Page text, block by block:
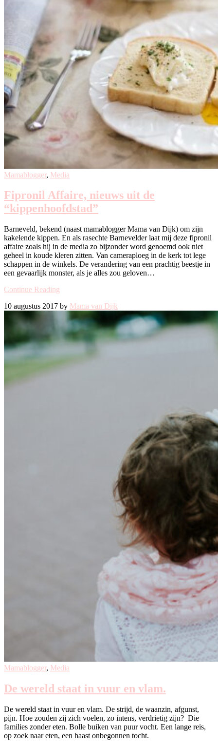
Mamablogger, Media
Fipronil Affaire, nieuws uit de
“kippenhoofdstad”
Barneveld, bekend (naast mamablogger Mama van Dijk) om zijn
kakelende kippen. En als rasechte Barnevelder laat mij deze fipronil
affaire zoals hij in de media zo bijzonder word genoemd ook niet
geheel in koude kleren zitten. Van cameraploeg in de kerk tot lege
schappen in de winkels. De verandering van een prachtig beestje in
een gevaarlijk monster, als je alles zou geloven…
Continue Reading
10 augustus 2017 by Mama van Dijk
Mamablogger, Media
De wereld staat in vuur en vlam.
De wereld staat in vuur en vlam. De strijd, de waanzin, afgunst,
pijn. Hoe zouden zij zich voelen, zo intens, verdrietig zijn? Die
families zonder eten. Bolle buiken van puur vocht. Een lange reis,
op zoek naar eten, een haast onbegonnen tocht.